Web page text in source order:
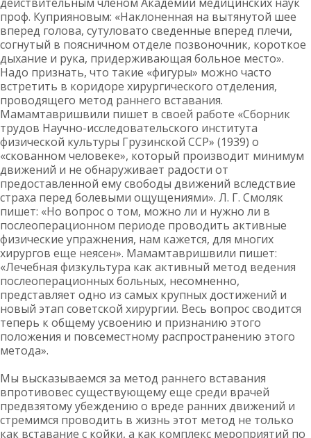
проф. Куприяновым: «Наклоненная на вытянутой шее
вперед голова, сутуловато сведенные вперед плечи,
согнутый в поясничном отделе позвоночник, короткое
дыхание и рука, придерживающая больное место».
Надо признать, что такие «фигуры» можно часто
встретить в коридоре хирургического отделения,
проводящего метод раннего вставания.
Мамамтавришвили пишет в своей работе «Сборник
трудов Научно-исследовательского института
физической культуры Грузинской ССР» (1939) о
«скованном человеке», который производит минимум
движений и не обнаруживает радости от
предоставленной ему свободы движений вследствие
страха перед болевыми ощущениями». Л. Г. Смоляк
пишет: «Но вопрос о том, можно ли и нужно ли в
послеоперационном периоде проводить активные
физические упражнения, нам кажется, для многих
хирургов еще неясен». Мамамтавришвили пишет:
«Лечебная физкультура как активный метод ведения
послеоперационных больных, несомненно,
представляет одно из самых крупных достижений и
новый этап советской хирургии. Весь вопрос сводится
теперь к общему усвоению и признанию этого
положения и повсеместному распространению этого
метода».
Мы высказываемся за метод раннего вставания
впротивовес существующему еще среди врачей
предвзятому убеждению о вреде ранних движений и
стремимся проводить в жизнь этот метод не только
как вставание с койки, а как комплекс мероприятий по